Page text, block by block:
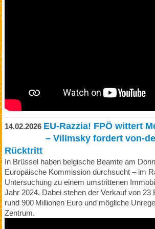
14.02.2026 EU-Razzia! FPÖ wittert
– Vilimsky fordert von-
Rücktritt
In Brüssel haben belgische Beamte am
Europäische Kommission durchsucht – im
Untersuchung zu einem umstrittenen
Jahr 2024. Dabei stehen der Verkauf von 23
rund 900 Millionen Euro und mögliche
Zentrum.